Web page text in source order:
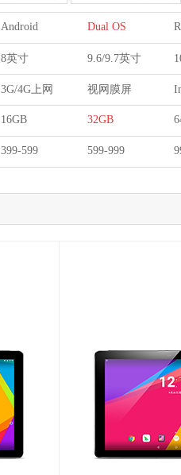
Android Dual OS
8英寸 9.6/9.7英寸
3G/4G上网 视网膜屏
16GB 32GB
399-599 599-999